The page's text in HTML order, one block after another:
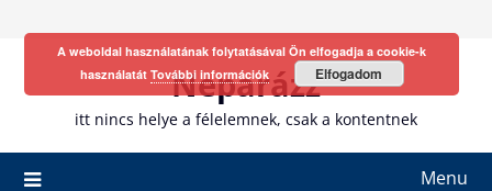
Neparázz
itt nincs helye a félelemnek, csak a kontentnek
Menu
A weboldal használatának folytatásával Ön elfogadja a cookie-k
használatát További információk Elfogadom